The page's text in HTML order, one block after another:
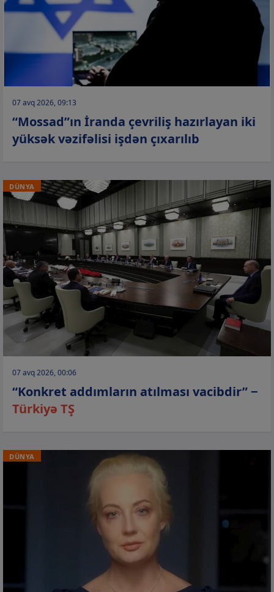
07 avq 2026, 09:13
“Mossad”ın İranda çevriliş hazırlayan iki
yüksək vəzifəlisi işdən çıxarılıb
DÜNYA
07 avq 2026, 00:06
“Konkret addımların atılması vacibdir” −
Türkiyə TŞ
DÜNYA